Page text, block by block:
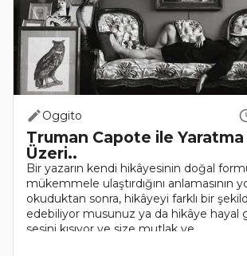
Oggito
Truman Capote ile Yaratma
Üzeri..
Bir yazarın kendi hikâyesinin doğal
mükemmele ulaştırdığını anlamasının
okuduktan sonra, hikâyeyi farklı bir
edebiliyor musunuz ya da hikâye hayal
sesini kısıyor ve size mutlak ve ..